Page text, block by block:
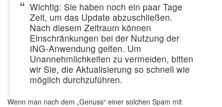
Wichtig: Sie haben noch ein paar Tage
Zeit, um das Update abzuschließen.
Nach diesem Zeitraum können
Einschränkungen bei der Nutzung der
ІNG-Anwendung gelten. Um
Unannehmlichkeiten zu vermeiden, bitten
wir Sie, die Aktualisierung so schnell wie
möglich durchzuführen.
Wenn man nach dem „Genuss“ einer solchen Spam mit